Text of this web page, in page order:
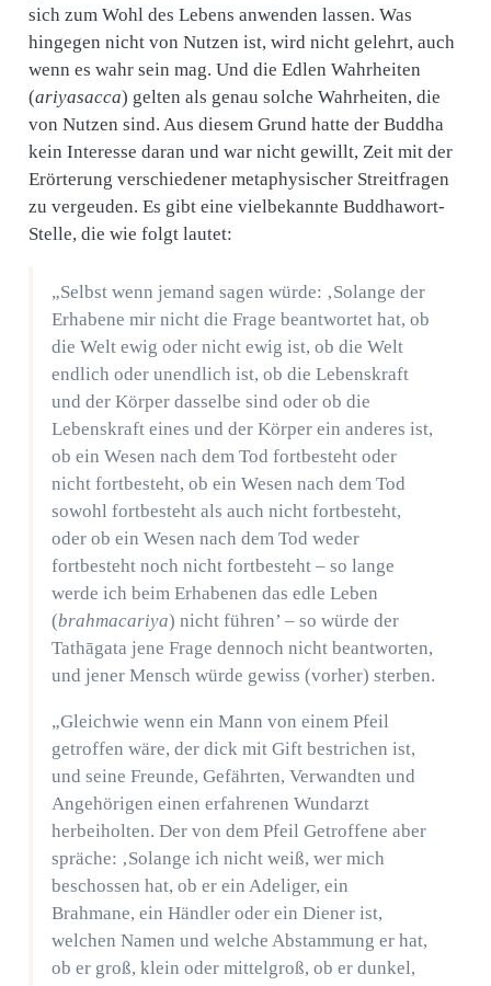
sich zum Wohl des Lebens anwenden lassen. Was
hingegen nicht von Nutzen ist, wird nicht gelehrt, auch
wenn es wahr sein mag. Und die Edlen Wahrheiten
(ariyasacca) gelten als genau solche Wahrheiten, die
von Nutzen sind. Aus diesem Grund hatte der Buddha
kein Interesse daran und war nicht gewillt, Zeit mit der
Erörterung verschiedener metaphysischer Streitfragen
zu vergeuden. Es gibt eine vielbekannte Buddhawort-
Stelle, die wie folgt lautet:
„Selbst wenn jemand sagen würde: ‚Solange der
Erhabene mir nicht die Frage beantwortet hat, ob
die Welt ewig oder nicht ewig ist, ob die Welt
endlich oder unendlich ist, ob die Lebenskraft
und der Körper dasselbe sind oder ob die
Lebenskraft eines und der Körper ein anderes ist,
ob ein Wesen nach dem Tod fortbesteht oder
nicht fortbesteht, ob ein Wesen nach dem Tod
sowohl fortbesteht als auch nicht fortbesteht,
oder ob ein Wesen nach dem Tod weder
fortbesteht noch nicht fortbesteht – so lange
werde ich beim Erhabenen das edle Leben
(brahmacariya) nicht führen’ – so würde der
Tathāgata jene Frage dennoch nicht beantworten,
und jener Mensch würde gewiss (vorher) sterben.
„Gleichwie wenn ein Mann von einem Pfeil
getroffen wäre, der dick mit Gift bestrichen ist,
und seine Freunde, Gefährten, Verwandten und
Angehörigen einen erfahrenen Wundarzt
herbeiholten. Der von dem Pfeil Getroffene aber
spräche: ‚Solange ich nicht weiß, wer mich
beschossen hat, ob er ein Adeliger, ein
Brahmane, ein Händler oder ein Diener ist,
welchen Namen und welche Abstammung er hat,
ob er groß, klein oder mittelgroß, ob er dunkel,